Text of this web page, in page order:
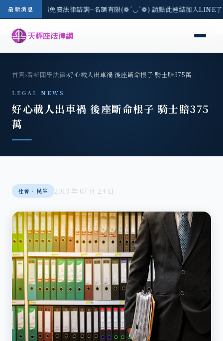
最新消息
-8/3(一) 現場免費法律諮詢~名額有限(❁´◡`❁) 請點此連結加入LINE
首頁›看新聞學法律›好心載人出車禍 後座斷命根子 騎士賠375萬
LEGAL NEWS
好心載人出車禍 後座斷命根子 騎士賠375
萬
社會‧民生 2013 年 07 月 24 日